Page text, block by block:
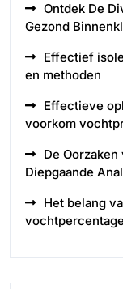
Ontdek De
Gezond
Effectief
en methoden
Effectieve
voorkom
De
Diepgaande
Het belang